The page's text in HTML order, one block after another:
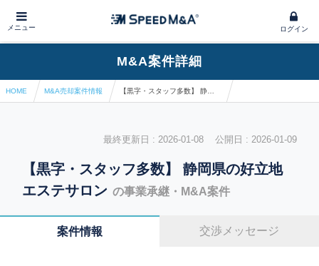
メニュー ログイン
M&A案件詳細
HOME M&A売却案件情報
最終更新日 : 2026-01-08 公開日 : 2026-01-09
【黒字・スタッフ多数】 静岡県の好立地
エステサロン の事業承継・M&A案件
案件情報 交渉メッセージ